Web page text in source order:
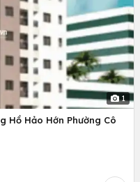
1
Hồ Hảo Hớn Phường Cô